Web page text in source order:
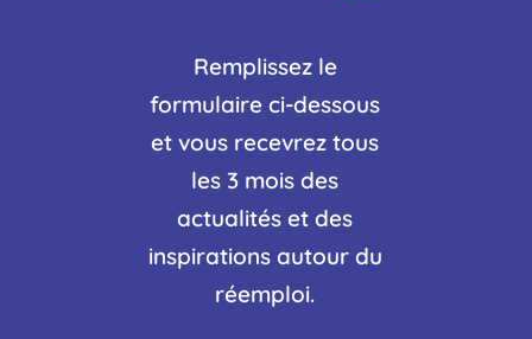
Remplissez le
formulaire ci-dessous
et vous recevrez tous
les 3 mois des
actualités et des
inspirations autour du
réemploi.